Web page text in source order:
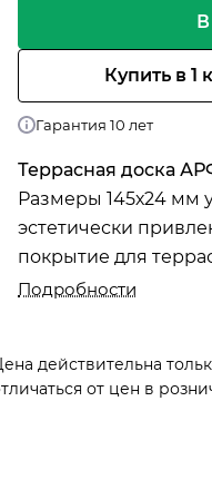
Купить в 1
Гарантия 10 лет
Террасная доска
Размеры 145х24 мм
эстетически
покрытие для
Подробности
действительна
от цен в